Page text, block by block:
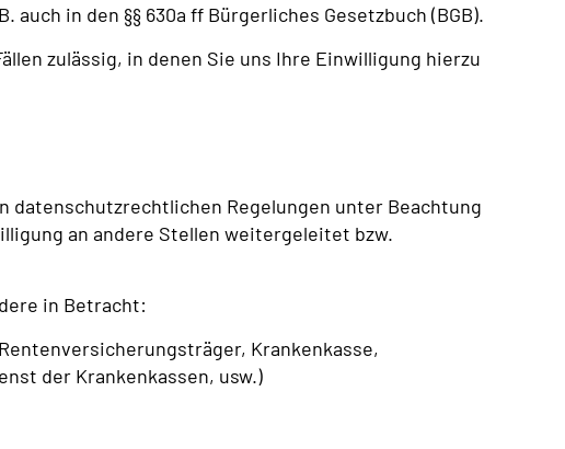
auch in den §§ 630a ff Bürgerliches Gesetzbuch (BGB).
zulässig, in denen Sie uns Ihre Einwilligung hierzu
datenschutzrechtlichen Regelungen unter Beachtung
an andere Stellen weitergeleitet bzw.
in Betracht:
Krankenkasse,
der Krankenkassen, usw.)